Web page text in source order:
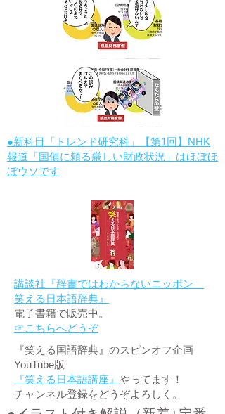
●新科目「トレンド研究科」【第1回】NHK
報道「国債に頼る厳しい財政状況」はほぼほ
ぼウソです
講談社『辞書ではわからないニッポン
笑える日本語辞典』
電子書籍で販売中。
☞こちらへどうぞ
『笑える国語辞典』のスピンオフ企画
YouTube版
『笑える日本語講座』 やってます！
チャンネル登録をどうぞよろしく。